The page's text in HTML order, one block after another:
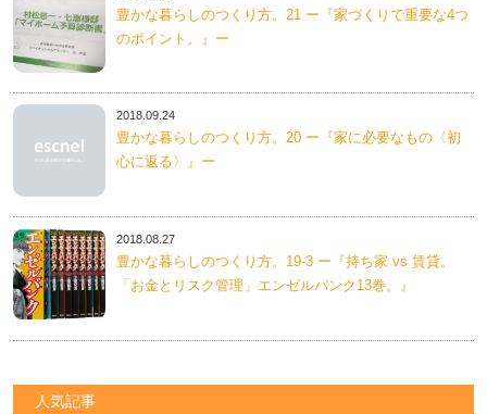
豊かな暮らしのつくり方。21 ー『家づくりで重要な4つ
のポイント。』ー
2018.09.24
豊かな暮らしのつくり方。20 ー『家に必要なもの〈初
心に返る〉』ー
2018.08.27
豊かな暮らしのつくり方。19-3 ー『持ち家 vs 賃貸。
「お金とリスク管理」エンゼルバンク13巻。』
人気記事